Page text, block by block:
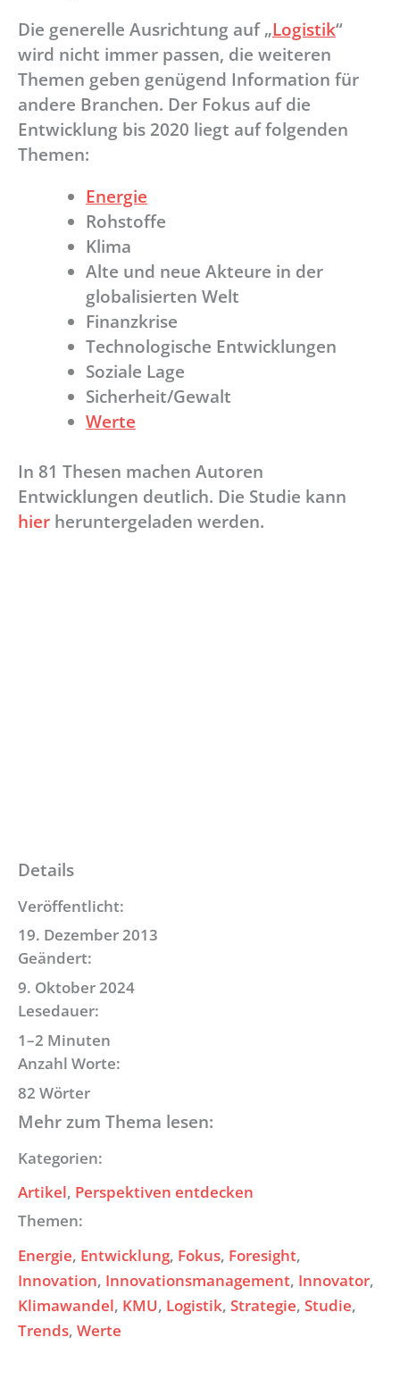
Die generelle Ausrichtung auf „Logistik“
wird nicht immer passen, die weiteren
Themen geben genügend Information für
andere Branchen. Der Fokus auf die
Entwicklung bis 2020 liegt auf folgenden
Themen:
Energie
Rohstoffe
Klima
Alte und neue Akteure in der
globalisierten Welt
Finanzkrise
Technologische Entwicklungen
Soziale Lage
Sicherheit/Gewalt
Werte
In 81 Thesen machen Autoren
Entwicklungen deutlich. Die Studie kann
hier heruntergeladen werden.
Details
Veröffentlicht:
19. Dezember 2013
Geändert:
9. Oktober 2024
Lesedauer:
1–2 Minuten
Anzahl Worte:
82 Wörter
Mehr zum Thema lesen:
Kategorien:
Artikel, Perspektiven entdecken
Themen:
Energie, Entwicklung, Fokus, Foresight
Innovation, Innovationsmanagement, Innovator
Klimawandel, KMU, Logistik, Strategie, Studie
Trends, Werte